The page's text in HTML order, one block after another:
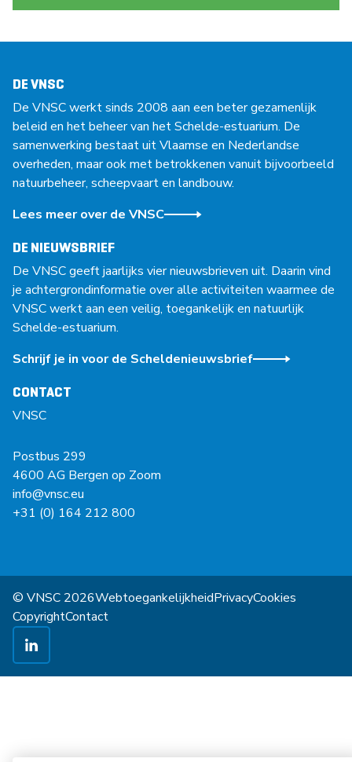
DE VNSC
De VNSC werkt sinds 2008 aan een beter gezamenlijk
beleid en het beheer van het Schelde-estuarium. De
samenwerking bestaat uit Vlaamse en Nederlandse
overheden, maar ook met betrokkenen vanuit bijvoorbeeld
natuurbeheer, scheepvaart en landbouw.
Lees meer over de VNSC
DE NIEUWSBRIEF
De VNSC geeft jaarlijks vier nieuwsbrieven uit. Daarin vind
je achtergrondinformatie over alle activiteiten waarmee de
VNSC werkt aan een veilig, toegankelijk en natuurlijk
Schelde-estuarium.
Schrijf je in voor de Scheldenieuwsbrief
CONTACT
VNSC
Postbus 299
4600 AG Bergen op Zoom
info@vnsc.eu
+31 (0) 164 212 800
© VNSC 2026WebtoegankelijkheidPrivacyCookies
CopyrightContact